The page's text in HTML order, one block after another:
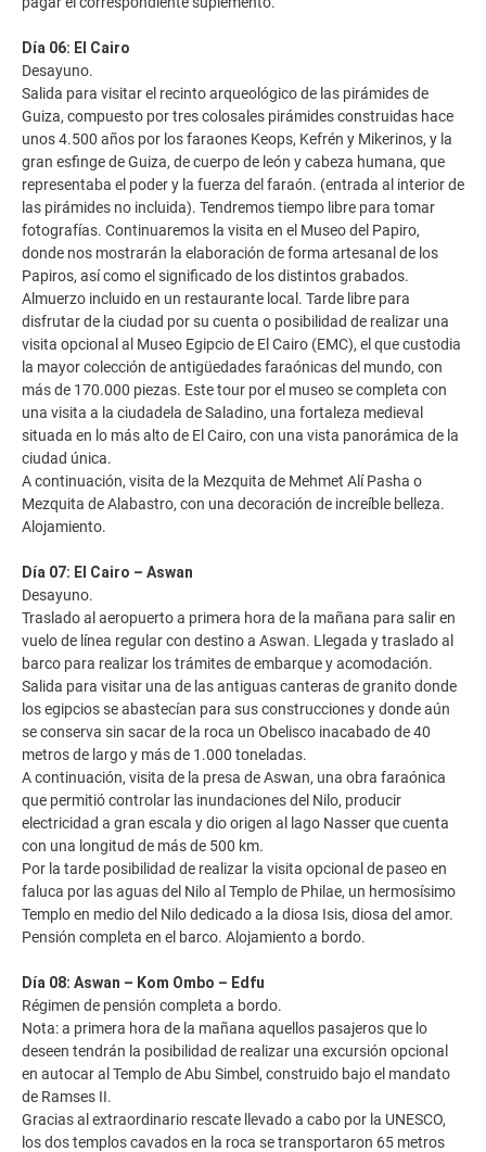
Día 06: El Cairo
Desayuno.
Salida para visitar el recinto arqueológico de las pirámides de
Guiza, compuesto por tres colosales pirámides construidas hace
unos 4.500 años por los faraones Keops, Kefrén y Mikerinos, y la
gran esfinge de Guiza, de cuerpo de león y cabeza humana, que
representaba el poder y la fuerza del faraón. (entrada al interior de
las pirámides no incluida). Tendremos tiempo libre para tomar
fotografías. Continuaremos la visita en el Museo del Papiro,
donde nos mostrarán la elaboración de forma artesanal de los
Papiros, así como el significado de los distintos grabados.
Almuerzo incluido en un restaurante local. Tarde libre para
disfrutar de la ciudad por su cuenta o posibilidad de realizar una
visita opcional al Museo Egipcio de El Cairo (EMC), el que custodia
la mayor colección de antigüedades faraónicas del mundo, con
más de 170.000 piezas. Este tour por el museo se completa con
una visita a la ciudadela de Saladino, una fortaleza medieval
situada en lo más alto de El Cairo, con una vista panorámica de la
ciudad única.
A continuación, visita de la Mezquita de Mehmet Alí Pasha o
Mezquita de Alabastro, con una decoración de increíble belleza.
Alojamiento.
Día 07: El Cairo – Aswan
Desayuno.
Traslado al aeropuerto a primera hora de la mañana para salir en
vuelo de línea regular con destino a Aswan. Llegada y traslado al
barco para realizar los trámites de embarque y acomodación.
Salida para visitar una de las antiguas canteras de granito donde
los egipcios se abastecían para sus construcciones y donde aún
se conserva sin sacar de la roca un Obelisco inacabado de 40
metros de largo y más de 1.000 toneladas.
A continuación, visita de la presa de Aswan, una obra faraónica
que permitió controlar las inundaciones del Nilo, producir
electricidad a gran escala y dio origen al lago Nasser que cuenta
con una longitud de más de 500 km.
Por la tarde posibilidad de realizar la visita opcional de paseo en
faluca por las aguas del Nilo al Templo de Philae, un hermosísimo
Templo en medio del Nilo dedicado a la diosa Isis, diosa del amor.
Pensión completa en el barco. Alojamiento a bordo.
Día 08: Aswan – Kom Ombo – Edfu
Régimen de pensión completa a bordo.
Nota: a primera hora de la mañana aquellos pasajeros que lo
deseen tendrán la posibilidad de realizar una excursión opcional
en autocar al Templo de Abu Simbel, construido bajo el mandato
de Ramses II.
Gracias al extraordinario rescate llevado a cabo por la UNESCO,
los dos templos cavados en la roca se transportaron 65 metros